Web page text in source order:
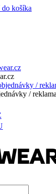
košíka
/
/